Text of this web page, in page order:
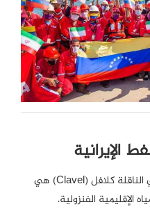
الإيرانية
الناقلة النفطية الخامسة والأخيرة أي الناقلة كلافل (Clavel) هي
الفنزولية.